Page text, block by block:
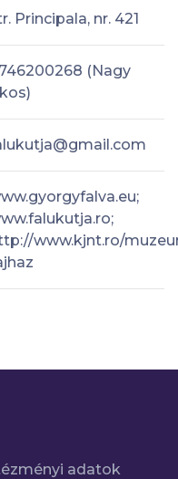
Principala, nr. 421
(Nagy
www.kjnt.ro/
adatok